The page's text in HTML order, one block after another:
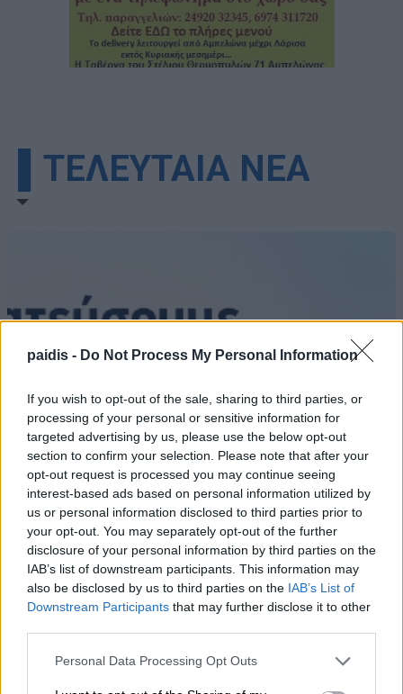
paidis - Do Not Process My Personal Information
If you wish to opt-out of the sale, sharing to third parties, or
processing of your personal or sensitive information for
targeted advertising by us, please use the below opt-out
section to confirm your selection. Please note that after your
opt-out request is processed you may continue seeing
interest-based ads based on personal information utilized by
us or personal information disclosed to third parties prior to
your opt-out. You may separately opt-out of the further
disclosure of your personal information by third parties on the
IAB’s list of downstream participants. This information may
also be disclosed by us to third parties on the IAB’s List of
Downstream Participants that may further disclose it to other
Personal Data Processing Opt Outs
▌ΤΕΛΕΥΤΑΙΑ ΝΕΑ